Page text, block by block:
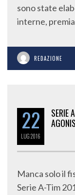
sono state
interne,
REDAZIONE
22
LUG2016
SERIE
Manca solo il
Serie A-Tim